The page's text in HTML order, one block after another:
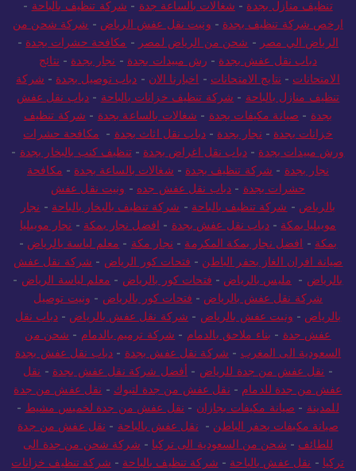
تنظيف منازل بجدة - شغالات بالساعة جدة - شركة تنظيف بالباحة -
ارخص شركة تنظيف بجدة - ونيت نقل عفش الرياض - شركة شحن من
الرياض الي مصر - شحن من الرياض لمصر - مكافحة حشرات بجدة -
دباب نقل عفش بجدة - رش مبيدات بجدة - نجار بجدة - نتائج
الامتحانات - نتايج الامتحانات - اخبارنا الان - دباب توصيل بجدة - شركة
تنظيف منازل بالباحة - شركة تنظيف خزانات بالباحة - دباب نقل عفش
بجدة - صيانة مكيفات بجدة - شغالات بالساعة بجدة - شركة تنظيف
خزانات بجدة - نجار بجدة - دباب نقل اثاث بجدة - مكافحة حشرات
ورش مبيدات بجدة -دباب نقل اغراض بجدة -تنظيف كنب بالبخار بجدة -
نجار بجدة - شركة تنظيف بجدة - شغالات بالساعة بجدة - مكافحة
حشرات بجدة - دباب نقل عفش جده - ونيت نقل عفش
بالرياض - شركة تنظيف بالباحة - شركة تنظيف بالبخار بالباحة - نجار
موبيليا بمكة -دباب نقل عفش بجدة - افضل نجار بمكة - نجار موبيليا
بمكة - افضل نجار بمكة المكرمة - نجار مكة - معلم لياسة بالرياض -
صيانة افران الغاز بحفر الباطن - فتحات كور الرياض - شركة نقل عفش
بالرياض - مليس بالرياض - فتحات كور بالرياض - معلم لياسة الرياض -
شركة نقل عفش بالرياض - فتحات كور بالرياض - ونيت توصيل
بالرياض - ونيت عفش بالرياض - شركة نقل عفش بالرياض -دباب نقل
عفش جدة - بناء ملاحق بالدمام - شركة ترميم بالدمام - شحن من
السعودية الى المغرب - شركة نقل عفش بجدة - دباب نقل عفش بجدة
- نقل عفش من جدة للرياض - أفضل شركة نقل عفش بجدة - نقل
عفش من جدة للدمام - نقل عفش من جدة لتبوك - نقل عفش من جدة
للمدينة - صيانة مكيفات بجازان - نقل عفش من جدة لخميس مشيط -
صيانة مكيفات بحفر الباطن - نقل عفش بالباحة - نقل عفش من جدة
للطائف - شحن من السعودية الى تركيا - شركة شحن من جدة الى
تركيا - نقل عفش بالباحة - شركة تنظيف بالباحة - شركة تنظيف خزانات